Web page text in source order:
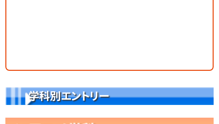
学科別エントリー